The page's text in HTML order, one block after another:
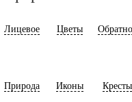
Лицевое Цветы
Природа Иконы Кресты